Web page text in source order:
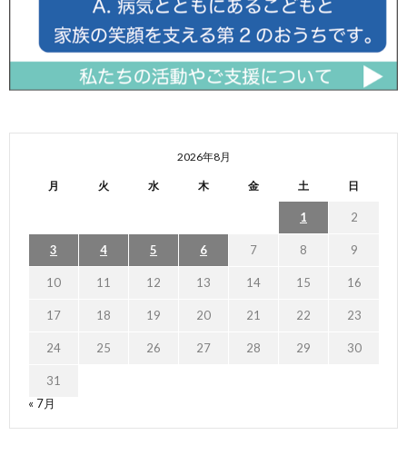
2026年8月
月 火 水 木 金 土 日
1 2
3 4 5 6 7 8 9
10 11 12 13 14 15 16
17 18 19 20 21 22 23
24 25 26 27 28 29 30
31
« 7月